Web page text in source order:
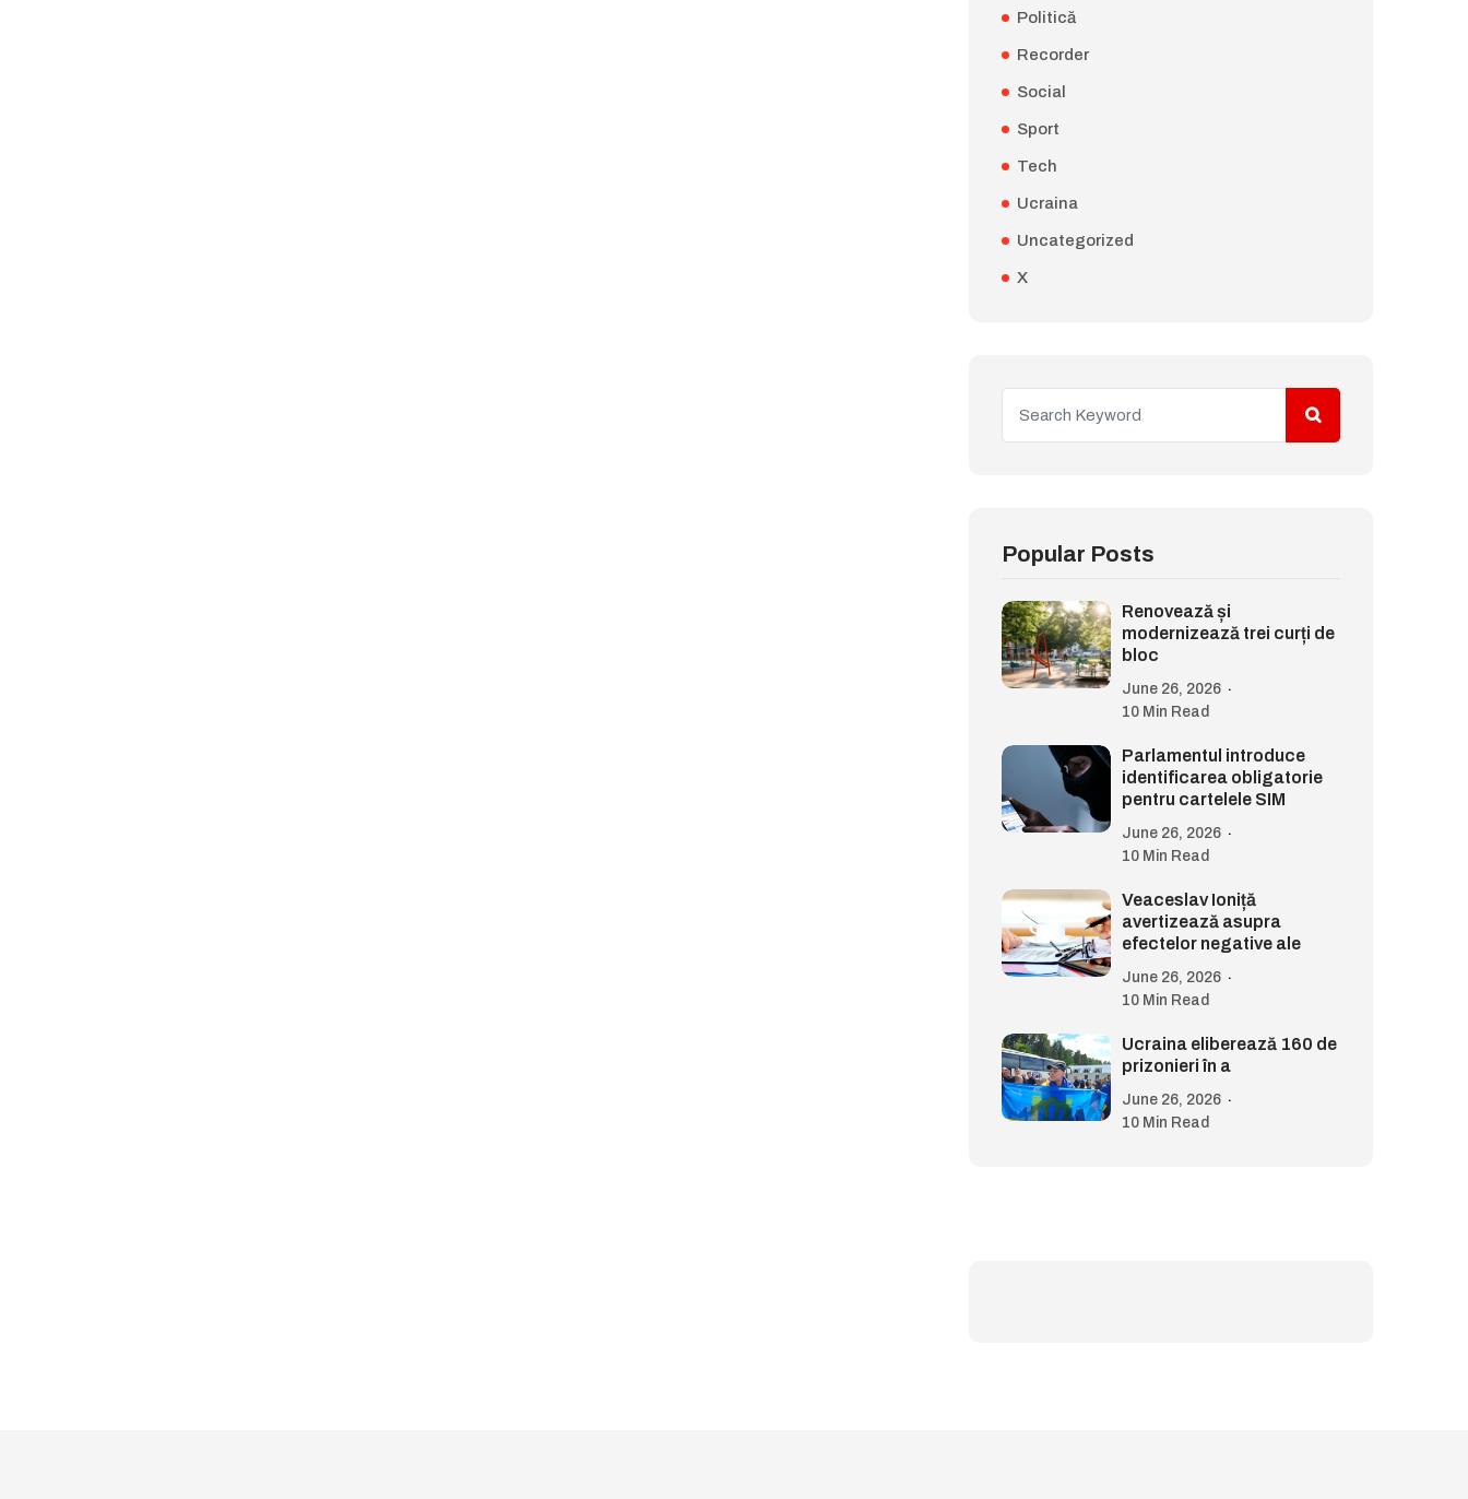
Politică
Recorder
Social
Sport
Tech
Ucraina
Uncategorized
X
Popular Posts
Renovează și
modernizează trei curți de
bloc
June 26, 2026
10 Min Read
Parlamentul introduce
identificarea obligatorie
pentru cartelele SIM
June 26, 2026
10 Min Read
Veaceslav Ioniță
avertizează asupra
efectelor negative ale
June 26, 2026
10 Min Read
Ucraina eliberează 160 de
prizonieri în a
June 26, 2026
10 Min Read